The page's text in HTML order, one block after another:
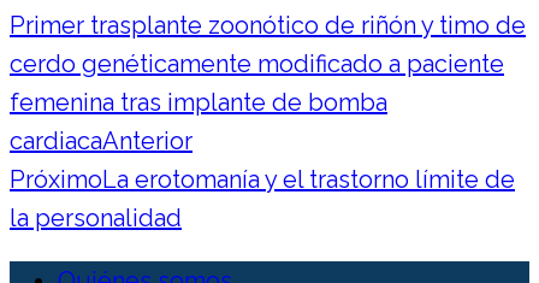
Primer trasplante zoonótico de riñón y timo de
cerdo genéticamente modificado a paciente
femenina tras implante de bomba
cardiacaAnterior
PróximoLa erotomanía y el trastorno límite de
la personalidad